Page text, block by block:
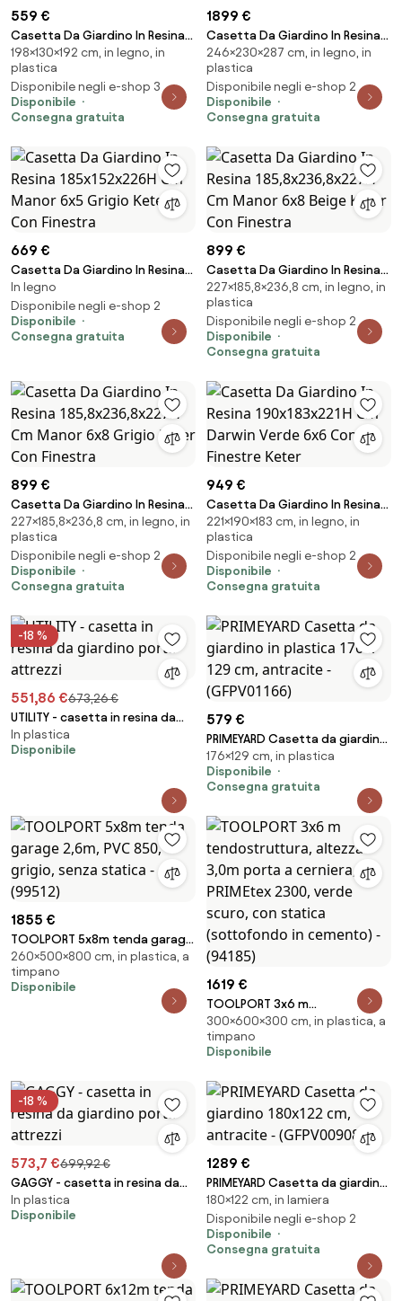
559 €
Casetta Da Giardino In Resina
130x192x198H Cm Manor 4x6
Grigio Keter Con Finestra
198×130×192 cm, in legno, in
plastica
Disponibile negli e-shop 3
Disponibile
Consegna gratuita
1899 €
Casetta Da Giardino In Resina
Newton Plus 759/975 Effetto
Legno Keter
246×230×287 cm, in legno, in
plastica
Disponibile negli e-shop 2
Disponibile
Consegna gratuita
669 €
Casetta Da Giardino In Resina
185x152x226H Cm Manor 6x5
Grigio Keter Con Finestra
In legno
Disponibile negli e-shop 2
Disponibile
Consegna gratuita
899 €
Casetta Da Giardino In Resina
185,8x236,8x227H Cm Manor
6x8 Beige Keter Con Finestra
227×185,8×236,8 cm, in legno, in
plastica
Disponibile negli e-shop 2
Disponibile
Consegna gratuita
899 €
Casetta Da Giardino In Resina
185,8x236,8x227H Cm Manor
6x8 Grigio Keter Con Finestra
227×185,8×236,8 cm, in legno, in
plastica
Disponibile negli e-shop 2
Disponibile
Consegna gratuita
949 €
Casetta Da Giardino In Resina
190x183x221H Cm Darwin Verde
6x6 Con Finestre Keter
221×190×183 cm, in legno, in
plastica
Disponibile negli e-shop 2
Disponibile
Consegna gratuita
-18 %
551,86 €673,26 €
UTILITY - casetta in resina da
giardino porta attrezzi
In plastica
Disponibile
579 €
PRIMEYARD Casetta da giardino
in plastica 176 x 129 cm,
antracite - (GFPV01166)
176×129 cm, in plastica
Disponibile
Consegna gratuita
1855 €
TOOLPORT 5x8m tenda garage
2,6m, PVC 850, grigio, senza
statica - (99512)
260×500×800 cm, in plastica, a
timpano
Disponibile
1619 €
TOOLPORT 3x6 m
tendostruttura, altezza 3,0m
porta a cerniera, PRIMEtex
2300, verde scuro, con statica
(94185)
300×600×300 cm, in plastica, a
timpano
Disponibile
-18 %
573,7 €699,92 €
GAGGY - casetta in resina da
giardino porta attrezzi
In plastica
Disponibile
1289 €
PRIMEYARD Casetta da giardino
180x122 cm, antracite -
(GFPV00908)
180×122 cm, in lamiera
Disponibile negli e-shop 2
Disponibile
Consegna gratuita